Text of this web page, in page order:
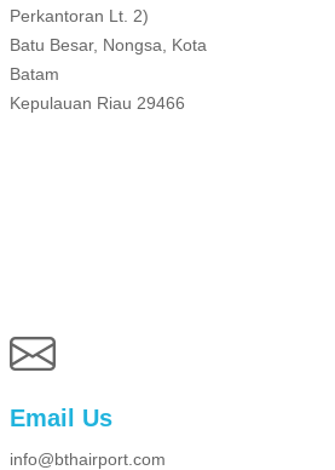
Perkantoran Lt. 2)
Batu Besar, Nongsa, Kota
Batam
Kepulauan Riau 29466
Email Us
info@bthairport.com